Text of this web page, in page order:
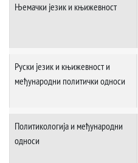
Њемачки језик и књижевност
Руски језик и књижевност и
међународни политички односи
Политикологија и међународни
односи